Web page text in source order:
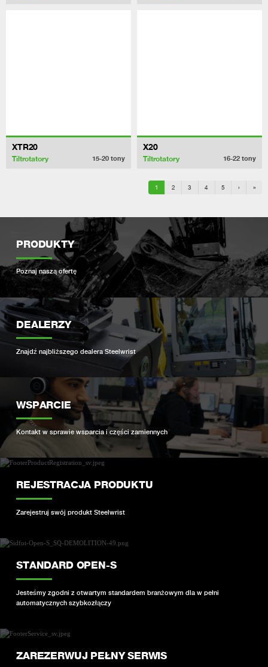
XTR20
Tiltrotatory 15-20 tony
X20
Tiltrotatory 16-22 tony
1 2 3 4 5 › »
PRODUKTY
Poznaj naszą ofertę
DEALERZY
Znajdź najbliższego dealera Steelwrist
WSPARCIE
Kontakt w sprawie wsparcia i części zamiennych
REJESTRACJA PRODUKTU
Zarejestruj swój produkt Steelwrist
STANDARD OPEN-S
Jesteśmy zgodni z otwartym standardem branżowym dla w pełni
automatycznych szybkozłączy
ZAREZERWUJ PEŁNY SERWIS